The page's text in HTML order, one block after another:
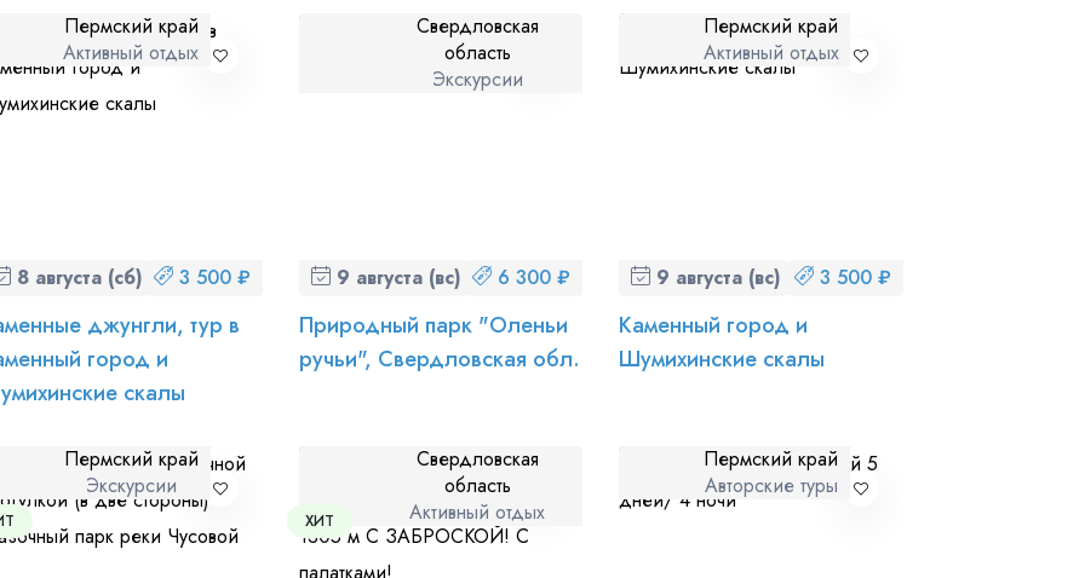
Пермский край
Активный отдых
8 августа (сб) 3 500 ₽
джунгли, тур в
город и
скалы
Свердловская
область
Экскурсии
9 августа (вс) 6 300 ₽
Природный парк "Оленьи
ручьи", Свердловская обл.
Пермский край
Активный отдых
9 августа (вс) 3 500 ₽
Каменный город и
Шумихинские скалы
Пермский край
Экскурсии
ХИТ
Свердловская
область
Активный отдых
Пермский край
Авторские туры